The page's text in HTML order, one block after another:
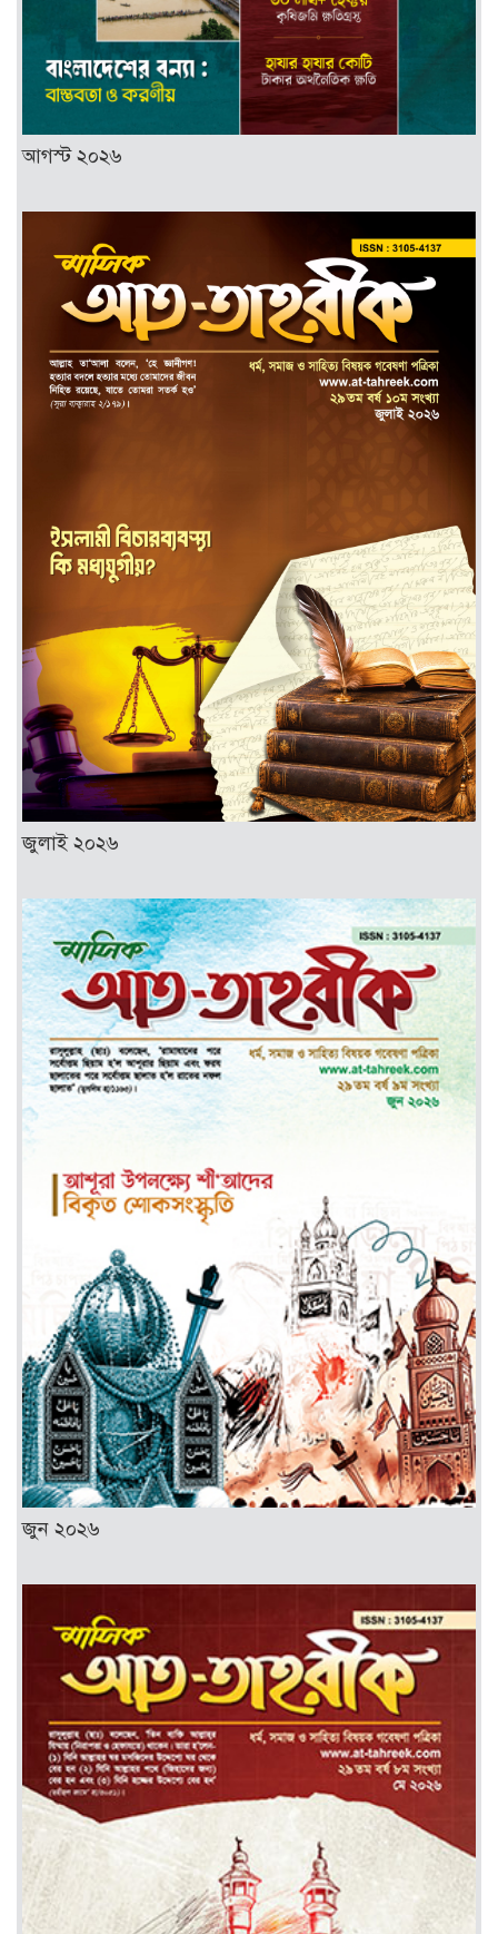
আগস্ট ২০২৬
জুলাই ২০২৬
জুন ২০২৬